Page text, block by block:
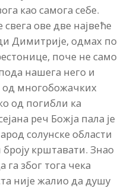
као самога себе.
ове две највеће
Димитрије, одмах по
поче не само
нашега него и
од многобожачких
од погибли ка
реч Божја пала је
солунске области
крштавати. Знао
због тога чека
није жалио да душу